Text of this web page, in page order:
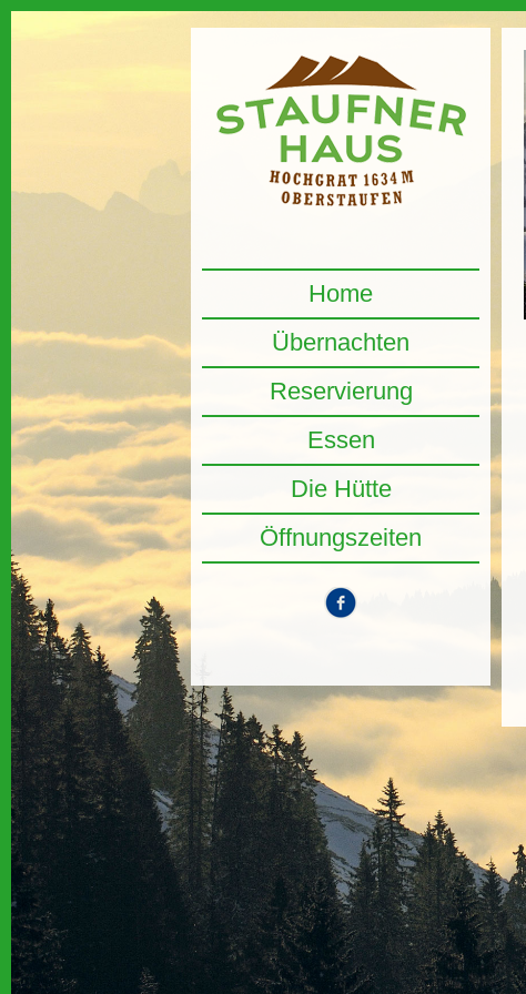
Home
Übernachten
Reservierung
Essen
Die Hütte
Öffnungszeiten